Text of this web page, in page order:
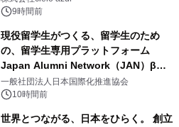
9時間前
現役留学生がつくる、留学生のため
の、留学生専用プラットフォーム
Japan Alumni Network（JAN）β版
をリリース
一般社団法人日本国際化推進協会
10時間前
世界とつながる、日本をひらく。 創立